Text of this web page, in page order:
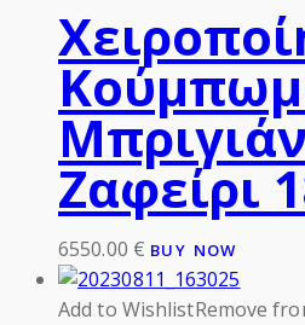
Ζαφείρι
6550.00 € BUY NOW
Add to WishlistRemove